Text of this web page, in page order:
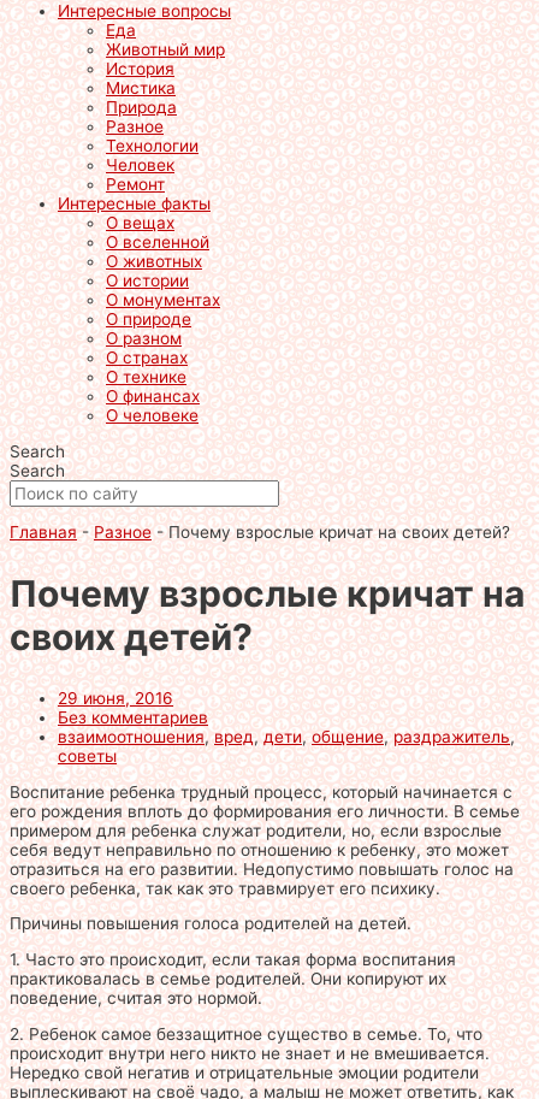
Интересные вопросы
Еда
Животный мир
История
Мистика
Природа
Разное
Технологии
Человек
Ремонт
Интересные факты
О вещах
О вселенной
О животных
О истории
О монументах
О природе
О разном
О странах
О технике
О финансах
О человеке
Search
Search
Главная-Разное-Почему взрослые кричат на своих детей?
Почему взрослые кричат на
своих детей?
29 июня, 2016
Без комментариев
взаимоотношения,вред,дети,общение,раздражитель,
советы
Воспитание ребенка трудный процесс, который начинается с
его рождения вплоть до формирования его личности. В семье
примером для ребенка служат родители, но, если взрослые
себя ведут неправильно по отношению к ребенку, это может
отразиться на его развитии. Недопустимо повышать голос на
своего ребенка, так как это травмирует его психику.
Причины повышения голоса родителей на детей.
1. Часто это происходит, если такая форма воспитания
практиковалась в семье родителей. Они копируют их
поведение, считая это нормой.
2. Ребенок самое беззащитное существо в семье. То, что
происходит внутри него никто не знает и не вмешивается.
Нередко свой негатив и отрицательные эмоции родители
выплескивают на своё чадо, а малыш не может ответить, как